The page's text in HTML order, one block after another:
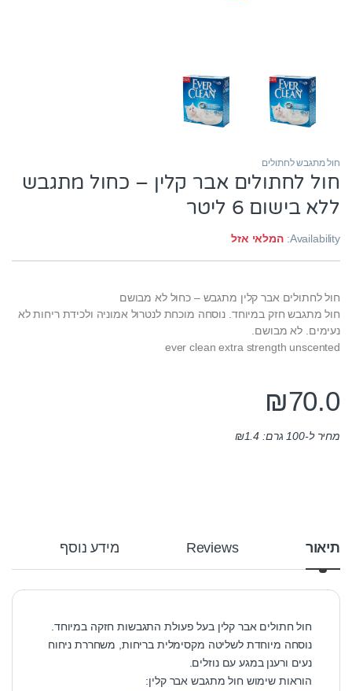
חול מתגבש לחתולים
חול לחתולים אבר קלין – כחול מתגבש
ללא בישום 6 ליטר
Availability: המלאי אזל
חול לחתולים אבר קלין מתגבש – כחול לא מבושם
חול מתגבש חזק במיוחד. נוסחה מוכחת לנטרול אמוניה ולכידת ריחות לא
נעימים. לא מבושם.
ever clean extra strength unscented
₪70.0
מחיר ל-100 גרם: ₪1.4
תיאור Reviews מידע נוסף
חול חתולים אבר קלין בעל פעולת התגבשות חזקה במיוחד.
נוסחה מיוחדת לשליטה מקסימלית בריחות, משחררת ניחוח
נעים ורענן במגע עם נוזלים.
הוראות שימוש חול מתגבש אבר קלין: